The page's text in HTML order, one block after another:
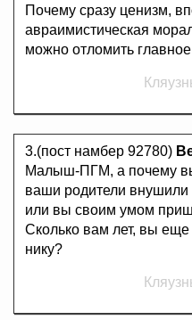
Почему сразу ценизм,
авраимистическая
можно отломить
3.(пост намбер 92780)
Малыш-ПГМ, а почему
ваши родители
или вы своим умом
Сколько вам лет, вы
нику?